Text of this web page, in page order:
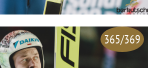
365/369